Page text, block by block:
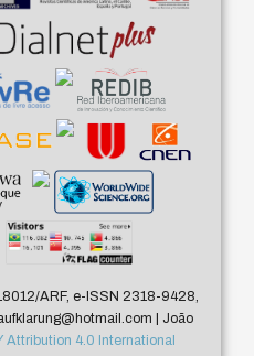
ARF, e-ISSN 2318-9428,
| João
Attribution 4.0 International